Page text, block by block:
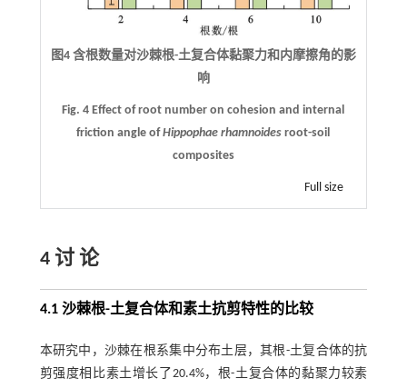
图4 含根数量对沙棘根-土复合体黏聚力和内摩擦角的影
响
Fig. 4 Effect of root number on cohesion and internal
friction angle ofHippophae rhamnoides root-soil
composites
Full size
4 讨 论
4.1 沙棘根-土复合体和素土抗剪特性的比较
本研究中，沙棘在根系集中分布土层，其根-土复合体的抗
剪强度相比素土增长了20.4%，根-土复合体的黏聚力较素